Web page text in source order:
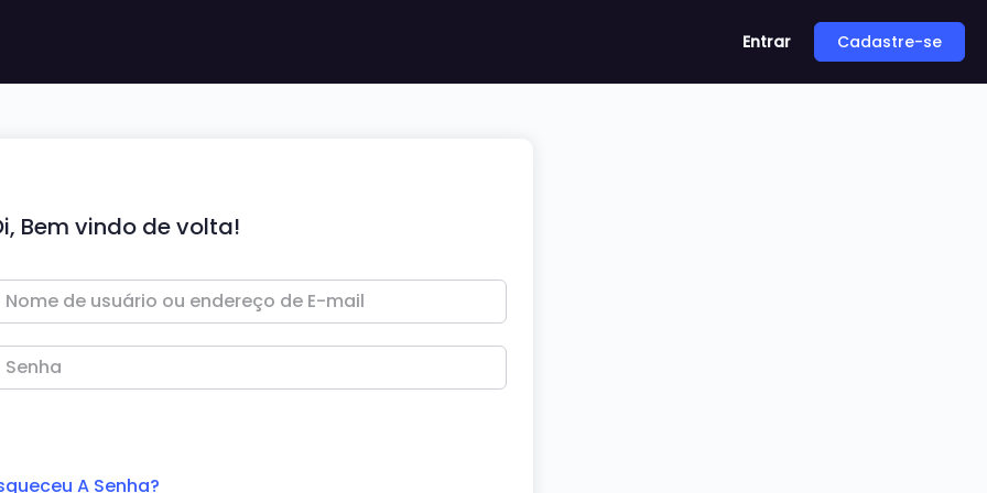
Entrar Cadastre-se
Bem vindo de volta!
A Senha?